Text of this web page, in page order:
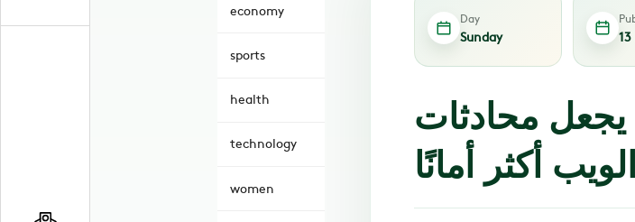
economy
sports
health
technology
women
Day
Sunday
محادثات
الويب أكثر أمانًا